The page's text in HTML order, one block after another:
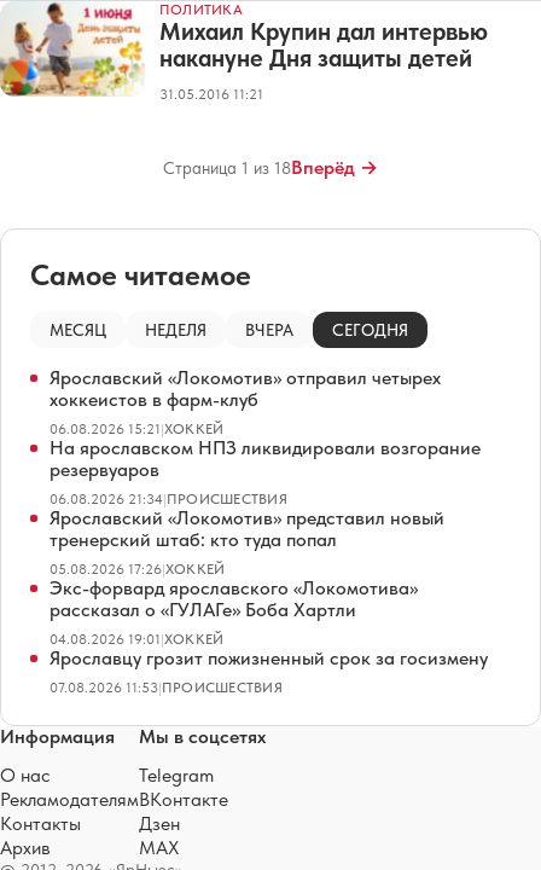
ПОЛИТИКА
Михаил Крупин дал интервью
накануне Дня защиты детей
31.05.2016 11:21
Страница 1 из 18Вперёд →
Самое читаемое
МЕСЯЦ НЕДЕЛЯ ВЧЕРА СЕГОДНЯ
Ярославский «Локомотив» отправил четырех
хоккеистов в фарм-клуб
06.08.2026 15:21|ХОККЕЙ
На ярославском НПЗ ликвидировали возгорание
резервуаров
06.08.2026 21:34|ПРОИСШЕСТВИЯ
Ярославский «Локомотив» представил новый
тренерский штаб: кто туда попал
05.08.2026 17:26|ХОККЕЙ
Экс-форвард ярославского «Локомотива»
рассказал о «ГУЛАГе» Боба Хартли
04.08.2026 19:01|ХОККЕЙ
Ярославцу грозит пожизненный срок за госизмену
07.08.2026 11:53|ПРОИСШЕСТВИЯ
Информация
О нас
Рекламодателям
Контакты
Архив
Мы в соцсетях
Telegram
ВКонтакте
Дзен
MAX